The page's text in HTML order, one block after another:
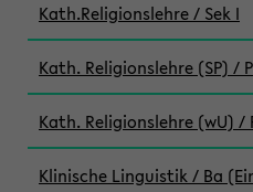
Kath.Religionslehre / Sek I
Kath. Religionslehre (SP) / P
Kath. Religionslehre (wU) /
Klinische Linguistik / Ba